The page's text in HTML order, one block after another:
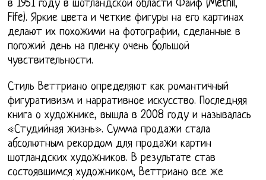
в 1951 году в шотландской области Файф (Methil,
Fife). Яркие цвета и четкие фигуры на его картинах
делают их похожими на фотографии, сделанные в
погожий день на пленку очень большой
чувствительности.
Стиль Веттриано определяют как романтичный
фигуративизм и нарративное искусство. Последняя
книга о художнике, вышла в 2008 году и называлась
«Студийная жизнь». Сумма продажи стала
абсолютным рекордом для продажи картин
шотландских художников. В результате став
состоявшимся художником, Веттриано все же